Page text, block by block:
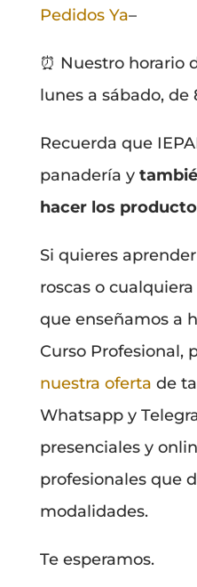
Pedidos Ya–
⏰ Nuestro horario
lunes a sábado,
Recuerda que
panadería y
hacer los
Si quieres
roscas o
que enseñamos a
Curso Profesional,
nuestra oferta de
Whatsapp y
presenciales y
profesionales que
modalidades.
Te esperamos.